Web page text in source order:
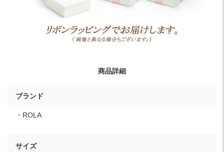
商品詳細
ブランド
・ROLA
サイズ